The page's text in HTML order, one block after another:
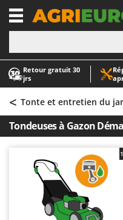
Retour gratuit 30
jrs
-1
A
Abris de jardin
Accessoires pour
Aérateurs
Arracheuses de
Aspirateurs - Balais
Aspirateurs à cendres
Aspirateurs à
Aspirateurs de piscine
A
AgriEuro Premium
AgriEuro TOP-LINE
AGT
Airmec
AL-KO
ALA 2000
< Tonte et entretien du
Tondeuses à Gazon